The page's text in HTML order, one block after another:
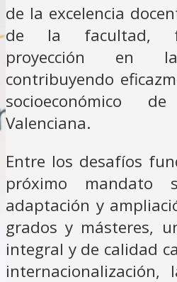
de la excelencia
de la facultad,
proyección en
contribuyendo
socioeconómico
Valenciana.
Entre los desafíos
próximo mandato
adaptación y
grados y másteres,
integral y de calidad
internacionalización,